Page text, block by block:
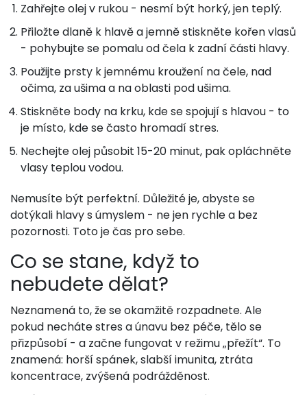
Zahřejte olej v rukou - nesmí být horký, jen teplý.
Přiložte dlaně k hlavě a jemně stiskněte kořen vlasů
- pohybujte se pomalu od čela k zadní části hlavy.
Použijte prsty k jemnému kroužení na čele, nad
očima, za ušima a na oblasti pod ušima.
Stiskněte body na krku, kde se spojují s hlavou - to
je místo, kde se často hromadí stres.
Nechejte olej působit 15-20 minut, pak opláchněte
vlasy teplou vodou.
Nemusíte být perfektní. Důležité je, abyste se
dotýkali hlavy s úmyslem - ne jen rychle a bez
pozornosti. Toto je čas pro sebe.
Co se stane, když to
nebudete dělat?
Neznamená to, že se okamžitě rozpadnete. Ale
pokud necháte stres a únavu bez péče, tělo se
přizpůsobí - a začne fungovat v režimu „přežít“. To
znamená: horší spánek, slabší imunita, ztráta
koncentrace, zvýšená podrážděnost.